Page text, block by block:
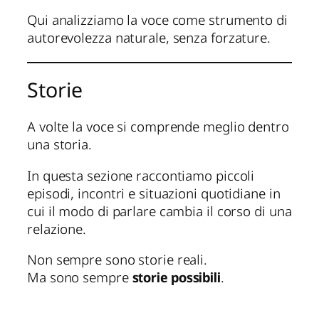
Qui analizziamo la voce come strumento di
autorevolezza naturale, senza forzature.
Storie
A volte la voce si comprende meglio dentro
una storia.
In questa sezione raccontiamo piccoli
episodi, incontri e situazioni quotidiane in
cui il modo di parlare cambia il corso di una
relazione.
Non sempre sono storie reali.
Ma sono sempre storie possibili.